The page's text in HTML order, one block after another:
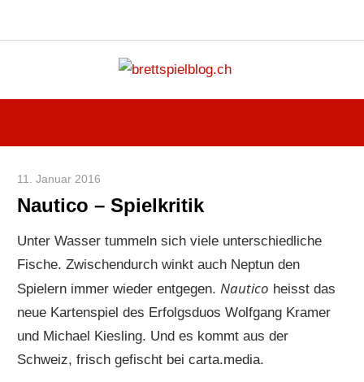
Feed
springen
mehr!
11. Januar 2016
Nautico – Spielkritik
Unter Wasser tummeln sich viele unterschiedliche
Fische. Zwischendurch winkt auch Neptun den
Spielern immer wieder entgegen.Nautico heisst das
neue Kartenspiel des Erfolgsduos Wolfgang Kramer
und Michael Kiesling. Und es kommt aus der
Schweiz, frisch gefischt bei carta.media.